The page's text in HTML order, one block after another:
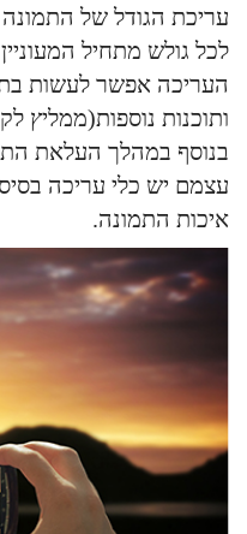
עריכת הגודל של
לכל גולש מתחיל
העריכה אפשר לעשות
ותוכנות נוספות(ממליץ
בנוסף במהלך העלאת
עצמם יש כלי עריכה
איכות התמונה.